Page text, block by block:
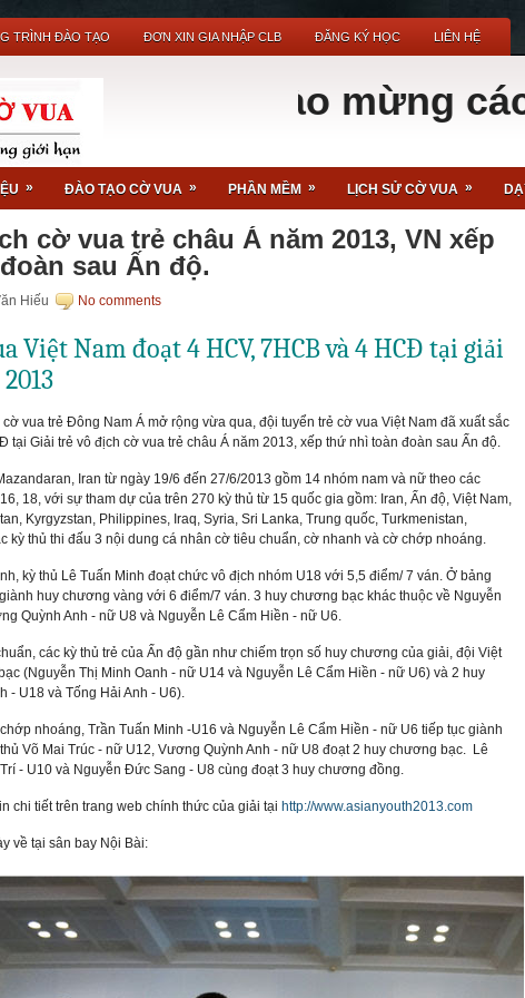
TRÌNH ĐÀO TẠO ĐƠN XIN GIA NHẬP CLB ĐĂNG KÝ HỌC LIÊN HỆ
Chào mừng các
» ĐÀO TẠO CỜ VUA » PHẦN MỀM » LỊCH SỬ CỜ VUA »
cờ vua trẻ châu Á năm 2013, VN xếp
sau Ấn độ.
Hiếu No comments
Việt Nam đoạt 4 HCV, 7HCB và 4 HCĐ tại giải
vua trẻ Đông Nam Á mở rộng vừa qua, đội tuyển trẻ cờ vua Việt Nam đã xuất sắc
tại Giải trẻ vô địch cờ vua trẻ châu Á năm 2013, xếp thứ nhì toàn đoàn sau Ấn độ.
Iran từ ngày 19/6 đến 27/6/2013 gồm 14 nhóm nam và nữ theo các
18, với sự tham dự của trên 270 kỳ thủ từ 15 quốc gia gồm: Iran, Ấn độ, Việt Nam,
Kyrgyzstan, Philippines, Iraq, Syria, Sri Lanka, Trung quốc, Turkmenistan,
kỳ thủ thi đấu 3 nội dung cá nhân cờ tiêu chuẩn, cờ nhanh và cờ chớp nhoáng.
kỳ thủ Lê Tuấn Minh đoạt chức vô địch nhóm U18 với 5,5 điểm/ 7 ván. Ở bảng
huy chương vàng với 6 điểm/7 ván. 3 huy chương bạc khác thuộc về Nguyễn
Quỳnh Anh - nữ U8 và Nguyễn Lê Cẩm Hiền - nữ U6.
các kỳ thủ trẻ của Ấn độ gần như chiếm trọn số huy chương của giải, đội Việt
(Nguyễn Thị Minh Oanh - nữ U14 và Nguyễn Lê Cẩm Hiền - nữ U6) và 2 huy
- U18 và Tống Hải Anh - U6).
nhoáng, Trần Tuấn Minh -U16 và Nguyễn Lê Cẩm Hiền - nữ U6 tiếp tục giành
Võ Mai Trúc - nữ U12, Vương Quỳnh Anh - nữ U8 đoạt 2 huy chương bạc. Lê
- U10 và Nguyễn Đức Sang - U8 cùng đoạt 3 huy chương đồng.
chi tiết trên trang web chính thức của giải tại http://www.asianyouth2013.com
về tại sân bay Nội Bài: